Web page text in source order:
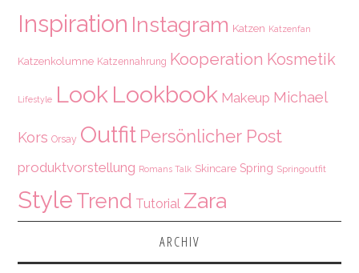
Inspiration Instagram Katzen Katzenfan
Katzenkolumne Katzennahrung Kooperation Kosmetik
Lifestyle Look Lookbook Makeup Michael
Kors Orsay Outfit Persönlicher Post
produktvorstellung Romans Talk Skincare Spring Springoutfit
Style Trend Tutorial Zara
ARCHIV